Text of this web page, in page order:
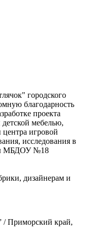
городского
благодарность
проекта
мебелью,
игровой
исследования в
МБДОУ №18
дизайнерам и
Приморский край,